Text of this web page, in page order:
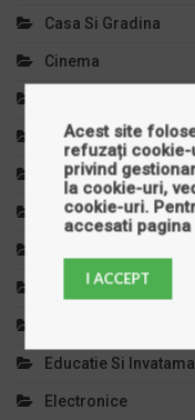
Casa Si Gradina
Cinema
Comert Si Magazine
Copilul Tau
Cursuri Si Meditatii
Diverse
Educatie Si
Electronice
Acest site
refuzați cookie-
privind
la cookie-uri,
cookie-uri.
accesati pagina
I ACCEPT